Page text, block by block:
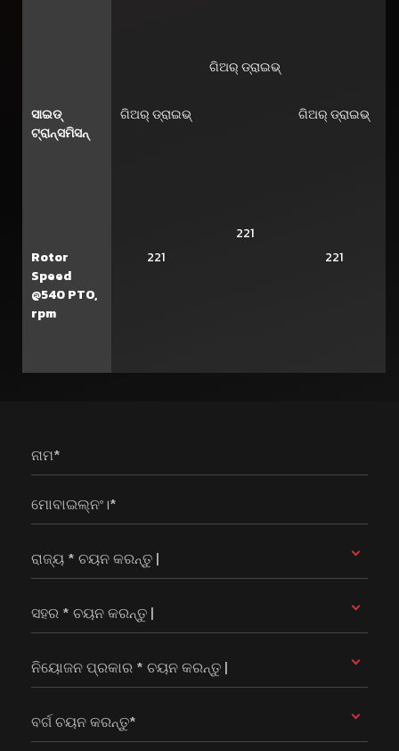
ସାଇଡ୍
ଟ୍ରାନ୍ସମିସନ୍
Rotor
Speed
@540 PTO,
rpm
ଗିଅର୍ ଡ୍ରାଇଭ୍
221
ଗିଅର୍ ଡ୍ରାଇଭ୍
221
ଗିଅର୍ ଡ୍ରାଇଭ୍
221
ନାମ*
ମୋବାଇଲ୍ନଂ।*
ରାଜ୍ୟ * ଚୟନ କରନ୍ତୁ |
ସହର * ଚୟନ କରନ୍ତୁ |
ନିୟୋଜନ ପ୍ରକାର * ଚୟନ କରନ୍ତୁ |
ବର୍ଗ ଚୟନ କରନ୍ତୁ*